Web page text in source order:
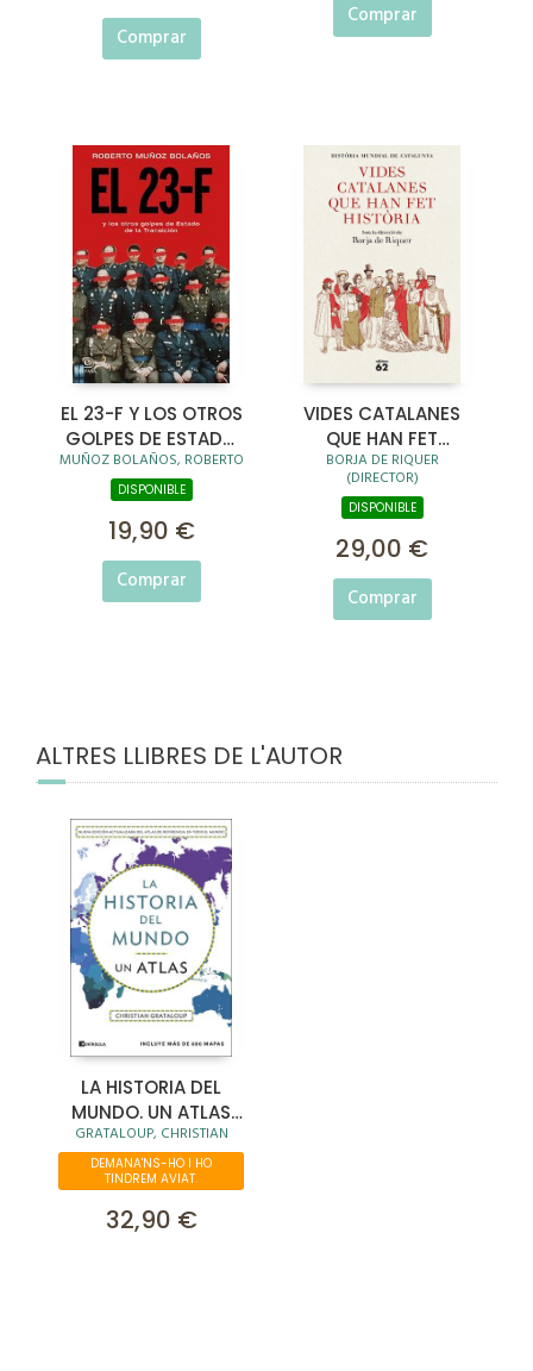
Comprar
Comprar
EL 23-F Y LOS OTROS
GOLPES DE ESTADO
DE LA TRANSICIÓN
MUÑOZ BOLAÑOS, ROBERTO
DISPONIBLE
19,90 €
Comprar
VIDES CATALANES
QUE HAN FET
HISTÒRIA
BORJA DE RIQUER
(DIRECTOR)
DISPONIBLE
29,00 €
Comprar
ALTRES LLIBRES DE L'AUTOR
LA HISTORIA DEL
MUNDO. UN ATLAS
(EDICIÓN AMPLIADA)
GRATALOUP, CHRISTIAN
DEMANA'NS-HO I HO
TINDREM AVIAT.
32,90 €